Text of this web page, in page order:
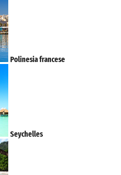
Polinesia francese
Seychelles